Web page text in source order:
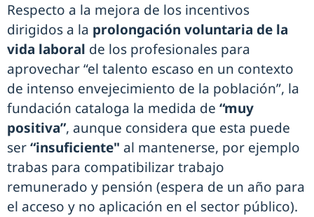
Respecto a la mejora de los incentivos
dirigidos a la prolongación voluntaria de la
vida laboral de los profesionales para
aprovechar “el talento escaso en un contexto
de intenso envejecimiento de la población”, la
fundación cataloga la medida de “muy
positiva”, aunque considera que esta puede
ser“insuficiente" al mantenerse, por ejemplo
trabas para compatibilizar trabajo
remunerado y pensión (espera de un año para
el acceso y no aplicación en el sector público).